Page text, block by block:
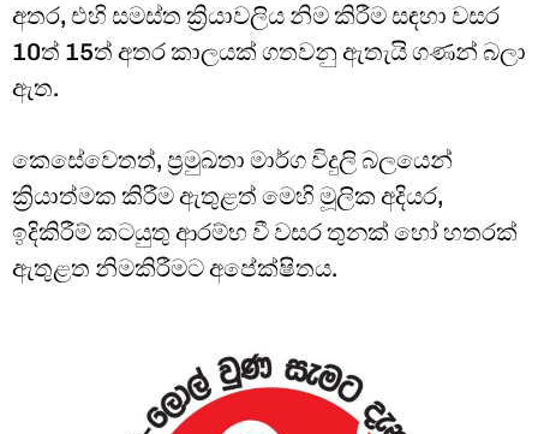
අතර, එහි සමස්ත ක්‍රියාවලිය නිම කිරීම සඳහා වසර
10ත් 15ත් අතර කාලයක් ගතවනු ඇතැයි ගණන් බලා
ඇත.
කෙසේවෙතත්, ප්‍රමුඛතා මාර්ග විදුලි බලයෙන්
ක්‍රියාත්මක කිරීම ඇතුළත් මෙහි මූලික අදියර,
ඉදිකිරීම් කටයුතු ආරම්භ වී වසර තුනක් හෝ හතරක්
ඇතුළත නිමකිරීමට අපේක්ෂිතය.